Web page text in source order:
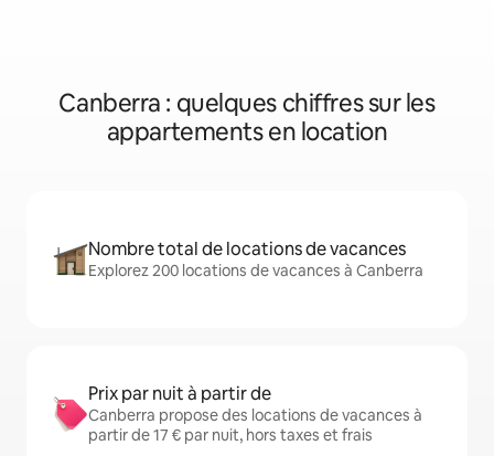
Canberra : quelques chiffres sur les
appartements en location
Nombre total de locations de vacances
Explorez 200 locations de vacances à Canberra
Prix par nuit à partir de
Canberra propose des locations de vacances à
partir de 17 € par nuit, hors taxes et frais